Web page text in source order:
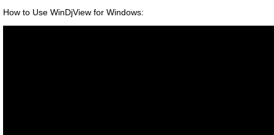
How to Use WinDjView for Windows: